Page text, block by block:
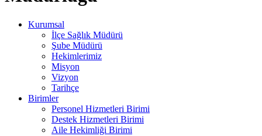
Kurumsal
İlçe Sağlık Müdürü
Şube Müdürü
Hekimlerimiz
Misyon
Vizyon
Tarihçe
Birimler
Personel Hizmetleri Birimi
Destek Hizmetleri Birimi
Aile Hekimliği Birimi